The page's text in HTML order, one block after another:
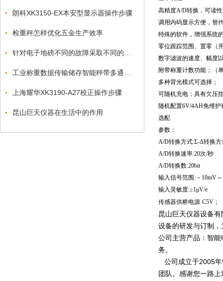
朗科XK3150-EX本安型显示器操作步骤
检重秤怎样优化五金生产效率
上海耀华XK3190-A27校正操作步骤
昆山巨天仪器在生活中的作用
高精度A/D转换，可读
调用内码显示方便，替
特殊的软件，增强系统
零位跟踪范围、置零（
数字滤波的速度、幅度
附带称重计数功能；（
多种背光模式可选择；
可随机充电；具有欠压
随机配置6V/4AH免维护
选配
参数：
A/D转换方式:Σ-Δ转换方
A/D转换速率:20次/秒
A/D转换数:20bit
输入信号范围 : － 10mV～
输入灵敏度:≥1μV/e
传感器供桥电源 C5V ；
昆山巨天仪器设备
设备的研发与订制
公司主营产品：智
务。
公司成立于2005年
团队。感谢您一路